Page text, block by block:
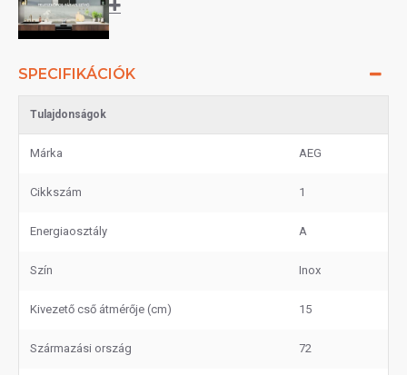
SPECIFIKÁCIÓK
Tulajdonságok
Márka AEG
Cikkszám 1
Energiaosztály A
Szín Inox
Kivezető cső átmérője (cm) 15
Származási ország 72